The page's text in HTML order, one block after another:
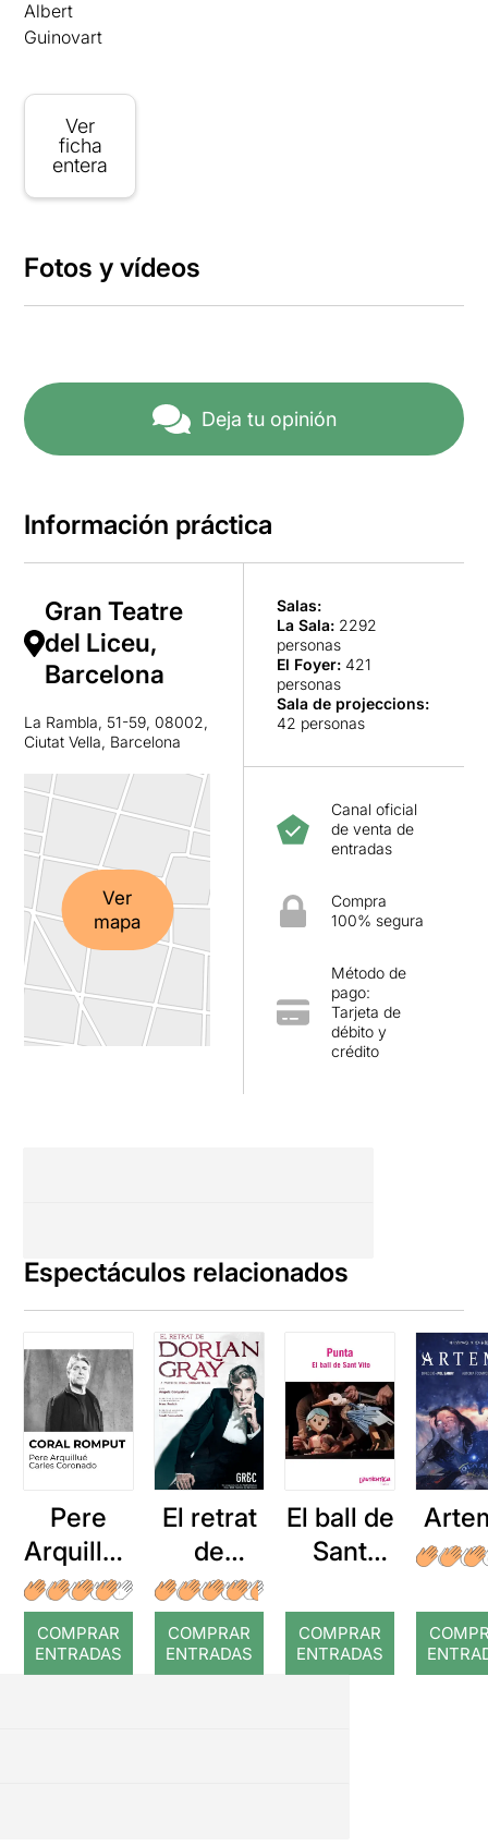
Albert
Guinovart
Ver
ficha
entera
Fotos y vídeos
Deja tu opinión
Información práctica
Gran Teatre
del Liceu,
Barcelona
La Rambla, 51-59, 08002,
Ciutat Vella, Barcelona
Ver
mapa
Salas:
La Sala: 2292
personas
El Foyer: 421
personas
Sala de projeccions:
42 personas
Canal oficial
de venta de
entradas
Compra
100% segura
Método de
pago:
Tarjeta de
débito y
crédito
Espectáculos relacionados
Pere
Arquillué
: Coral
romput
COMPRAR
ENTRADAS
El retrat
de
Dorian
Gray
COMPRAR
ENTRADAS
El ball de
Sant
Punta
COMPRAR
ENTRADAS